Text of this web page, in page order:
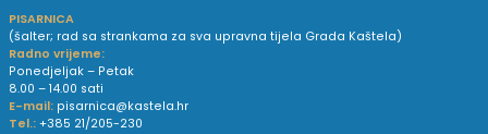
PISARNICA
(šalter; rad sa strankama za sva upravna tijela Grada Kaštela)
Radno vrijeme:
Ponedjeljak – Petak
8.00 – 14.00 sati
E-mail: pisarnica@kastela.hr
Tel.: +385 21/205-230